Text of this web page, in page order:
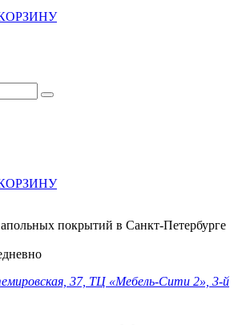
покрытий в Санкт-Петербурге
37, ТЦ «Мебель-Сити 2», 3-й